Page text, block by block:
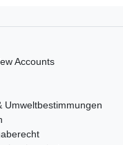
Accounts
Umweltbestimmungen